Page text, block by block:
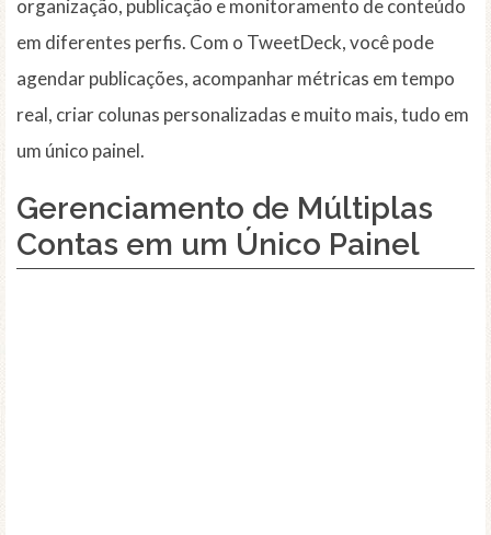
organização, publicação e monitoramento de conteúdo
em diferentes perfis. Com o TweetDeck, você pode
agendar publicações, acompanhar métricas em tempo
real, criar colunas personalizadas e muito mais, tudo em
um único painel.
Gerenciamento de Múltiplas
Contas em um Único Painel